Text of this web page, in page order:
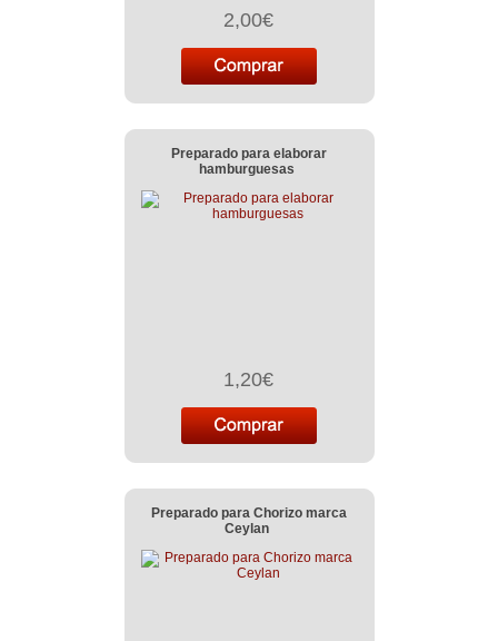
2,00€
Preparado para elaborar
hamburguesas
1,20€
Preparado para Chorizo marca
Ceylan